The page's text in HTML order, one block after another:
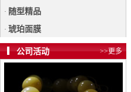
· 随型精品
· 琥珀面膜
公司活动 >>更多